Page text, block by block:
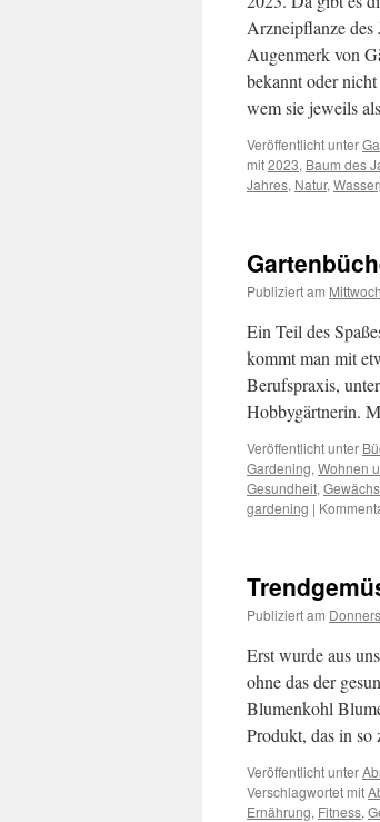
Arzneipflanze des
Augenmerk von
bekannt oder
wem sie jeweils
Veröffentlicht unter
mit2023, Baum des
Jahres, Natur,
Publiziert am
Ein Teil des
kommt man mit
Berufspraxis,
Hobbygärtnerin.
Veröffentlicht unter
Gardening, Wohnen
Gesundheit,
gardening |
Publiziert am
Erst wurde aus
ohne das der
Blumenkohl
Produkt, das in so
Veröffentlicht unter
Verschlagwortet mit
Ernährung, Fitness,